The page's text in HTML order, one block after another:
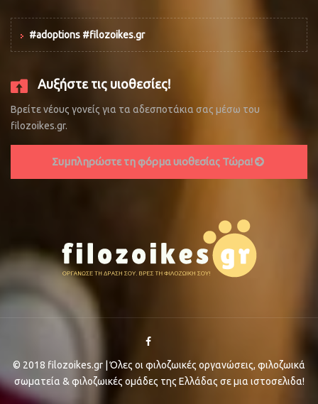
#adoptions #filozoikes.gr
Αυξήστε τις υιοθεσίες!
Βρείτε νέους γονείς για τα αδεσποτάκια σας μέσω του
filozoikes.gr.
Συμπληρώστε τη φόρμα υιοθεσίας Τώρα!
© 2018 filozoikes.gr | Όλες οι φιλοζωικές οργανώσεις, φιλοζωικά
σωματεία & φιλοζωικές ομάδες της Ελλάδας σε μια ιστοσελιδα!